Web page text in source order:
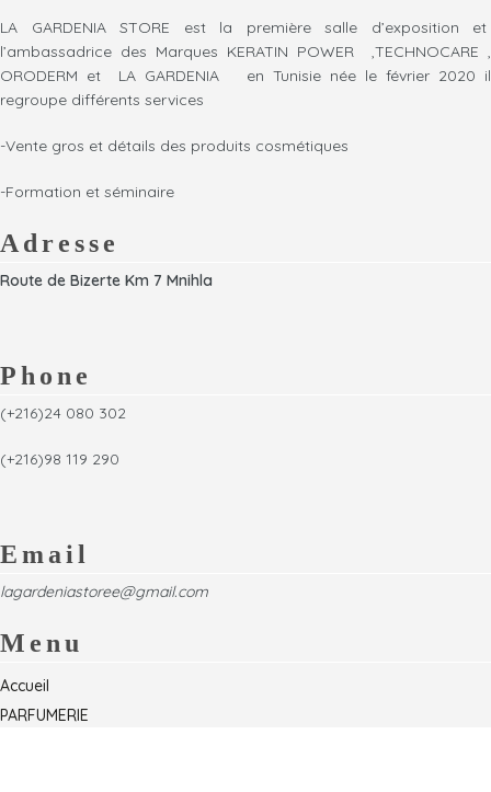
LA GARDENIA STORE est la première salle d’exposition et
l’ambassadrice des Marques KERATIN POWER ,TECHNOCARE ,
ORODERM et LA GARDENIA en Tunisie née le février 2020 il
regroupe différents services
-Vente gros et détails des produits cosmétiques
-Formation et séminaire
Adresse
Route de Bizerte Km 7 Mnihla
Phone
(+216)24 080 302
(+216)98 119 290
Email
lagardeniastoree@gmail.com
Menu
Accueil
PARFUMERIE